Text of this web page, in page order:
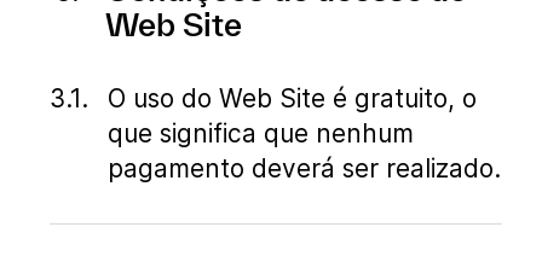
Web Site
O uso do Web Site é gratuito, o
que significa que nenhum
pagamento deverá ser realizado.